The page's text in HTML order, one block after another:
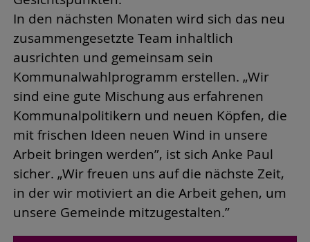
In den nächsten Monaten wird sich das neu
zusammengesetzte Team inhaltlich
ausrichten und gemeinsam sein
Kommunalwahlprogramm erstellen. „Wir
sind eine gute Mischung aus erfahrenen
Kommunalpolitikern und neuen Köpfen, die
mit frischen Ideen neuen Wind in unsere
Arbeit bringen werden”, ist sich Anke Paul
sicher. „Wir freuen uns auf die nächste Zeit,
in der wir motiviert an die Arbeit gehen, um
unsere Gemeinde mitzugestalten.”